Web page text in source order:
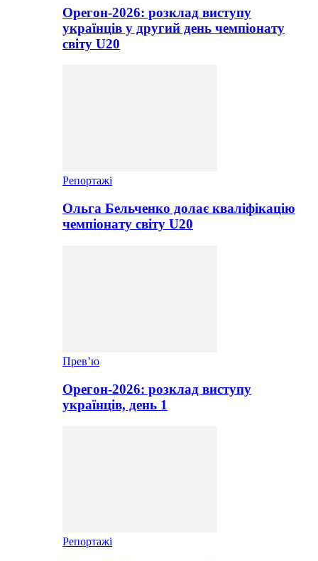
Орегон-2026: розклад виступу
українців у другий день чемпіонату
світу U20
Репортажі
Ольга Бельченко долає кваліфікацію
чемпіонату світу U20
Прев’ю
Орегон-2026: розклад виступу
українців, день 1
Репортажі